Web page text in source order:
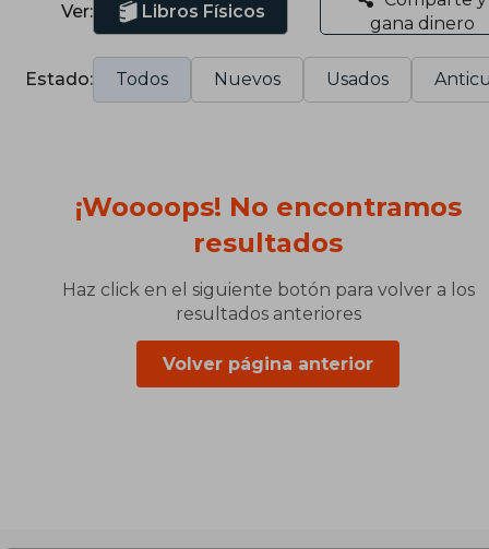
Ver: Libros Físicos
gana dinero
Estado: Todos Nuevos Usados
¡Woooops! No encontramos
resultados
Haz click en el siguiente botón para volver a los
resultados anteriores
Volver página anterior